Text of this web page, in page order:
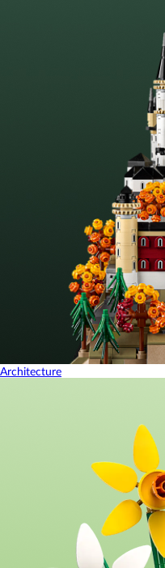
Architecture